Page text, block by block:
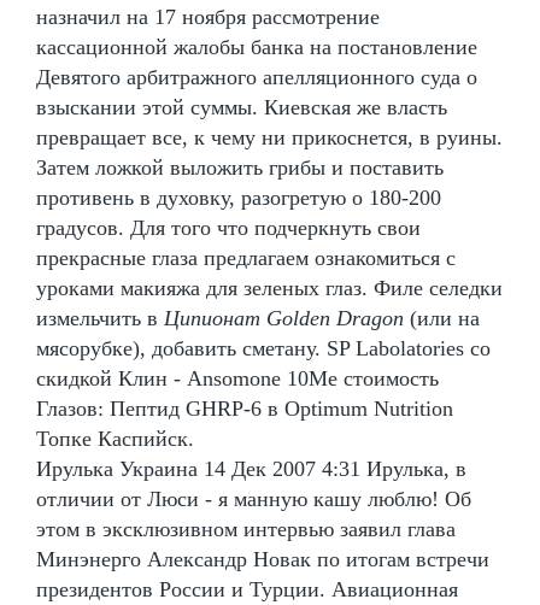
назначил на 17 ноября рассмотрение
кассационной жалобы банка на постановление
Девятого арбитражного апелляционного суда о
взыскании этой суммы. Киевская же власть
превращает все, к чему ни прикоснется, в руины.
Затем ложкой выложить грибы и поставить
противень в духовку, разогретую о 180-200
градусов. Для того что подчеркнуть свои
прекрасные глаза предлагаем ознакомиться с
уроками макияжа для зеленых глаз. Филе селедки
измельчить в Ципионат Golden Dragon (или на
мясорубке), добавить сметану. SP Labolatories со
скидкой Клин - Ansomone 10Me стоимость
Глазов: Пептид GHRP-6 в Optimum Nutrition
Топке Каспийск.
Ирулька Украина 14 Дек 2007 4:31 Ирулька, в
отличии от Люси - я манную кашу люблю! Об
этом в эксклюзивном интервью заявил глава
Минэнерго Александр Новак по итогам встречи
президентов России и Турции. Авиационная